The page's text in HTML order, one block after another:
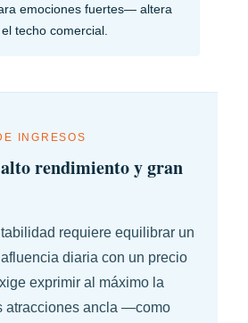
emociones fuertes— altera
techo comercial.
INGRESOS
rendimiento y gran
requiere equilibrar un
diaria con un precio
exprimir al máximo la
atracciones ancla —como